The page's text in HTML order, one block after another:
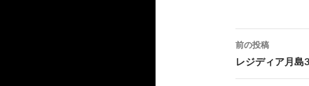
投
稿
前の投稿
レジディア月島